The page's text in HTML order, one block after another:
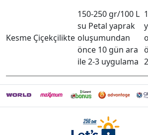
Kesme Çiçekçilikte
150-250 gr/100 L
su Petal yaprak
oluşumundan
önce 10 gün ara
ile 2-3 uygulama